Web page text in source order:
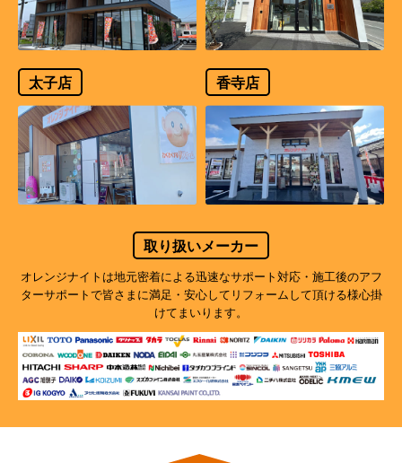
太子店 香寺店
取り扱いメーカー
オレンジナイトは地元密着による迅速なサポート対応・施工後のアフ
ターサポートで皆さまに満足・安心してリフォームして頂ける様心掛
けてまいります。